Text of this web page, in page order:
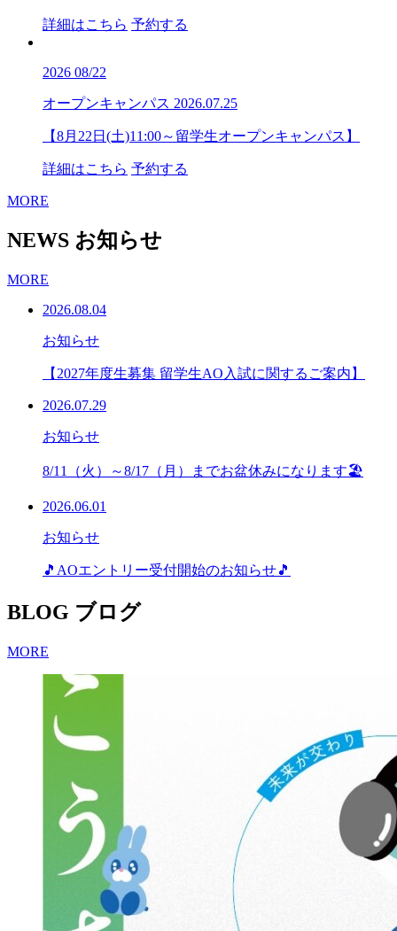
詳細はこちら 予約する
2026 08/22
オープンキャンパス 2026.07.25
【8月22日(土)11:00～留学生オープンキャンパス】
詳細はこちら 予約する
MORE
NEWS お知らせ
MORE
2026.08.04
お知らせ
【2027年度生募集 留学生AO入試に関するご案内】
2026.07.29
お知らせ
8/11（火）～8/17（月）までお盆休みになります🏖
2026.06.01
お知らせ
🎵AOエントリー受付開始のお知らせ🎵
BLOG ブログ
MORE